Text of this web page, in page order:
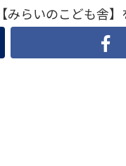
【みらいのこども舎